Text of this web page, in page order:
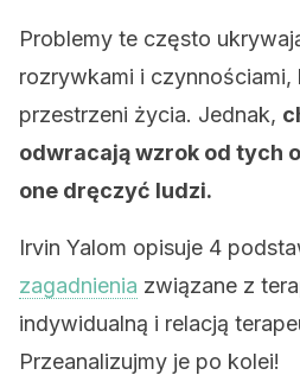
Problemy te często
rozrywkami i czynnościami,
przestrzeni życia. Jednak,
odwracają wzrok od tych
one dręczyć ludzi.
Irvin Yalom opisuje 4
zagadnienia związane z
indywidualną i relacją
Przeanalizujmy je po kolei!